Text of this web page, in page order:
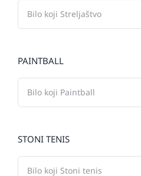
PAINTBALL
STONI TENIS